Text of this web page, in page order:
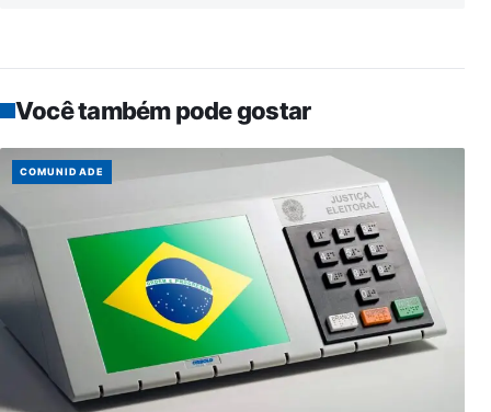
Você também pode gostar
COMUNIDADE